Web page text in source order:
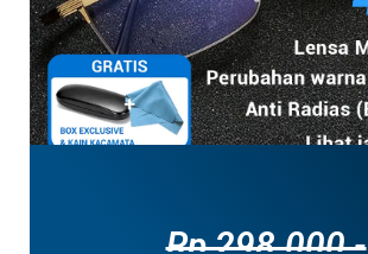
Rp 298.000,-